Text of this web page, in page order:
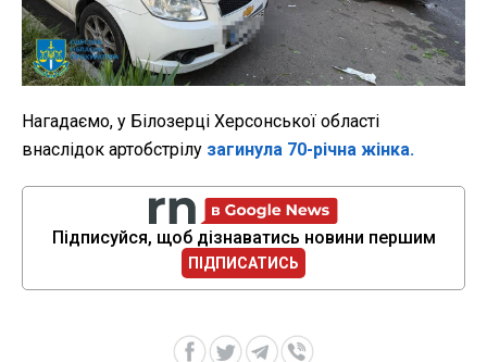
Нагадаємо, у Білозерці Херсонської області
внаслідок артобстрілу загинула 70-річна жінка.
Підписуйся, щоб дізнаватись новини першим
ПІДПИСАТИСЬ